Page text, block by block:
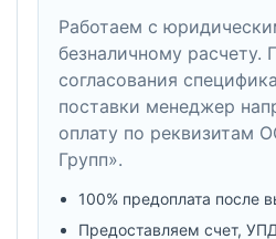
Работаем с
безналичному расчету.
согласования
поставки менеджер
оплату по реквизитам
Групп».
100% предоплата после
Предоставляем счет,